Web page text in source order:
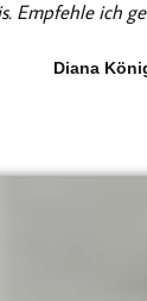
v
n
Empfehle ich
Diana